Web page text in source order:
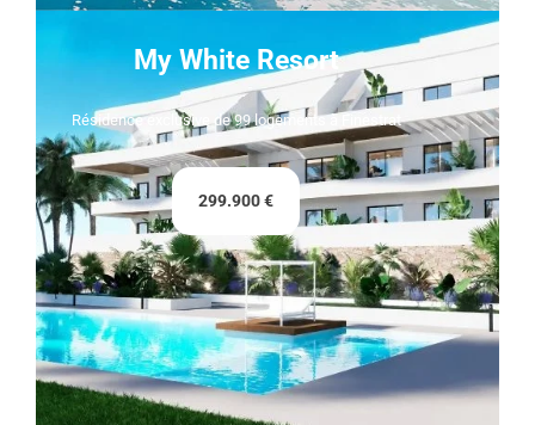
My White Resort
Résidence exclusive de 99 logements à Finestrat
299.900 €